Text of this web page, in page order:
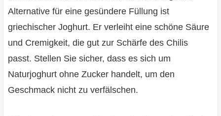
Alternative für eine gesündere Füllung ist
griechischer Joghurt. Er verleiht eine schöne Säure
und Cremigkeit, die gut zur Schärfe des Chilis
passt. Stellen Sie sicher, dass es sich um
Naturjoghurt ohne Zucker handelt, um den
Geschmack nicht zu verfälschen.